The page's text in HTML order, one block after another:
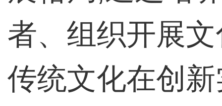
者、组织开展
传统文化在创